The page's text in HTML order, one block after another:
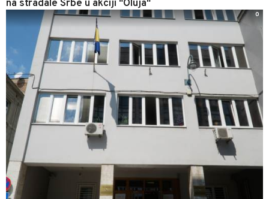
na stradale Srbe u akciji "Oluja"
0